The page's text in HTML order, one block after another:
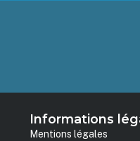
Informations
Mentions légales